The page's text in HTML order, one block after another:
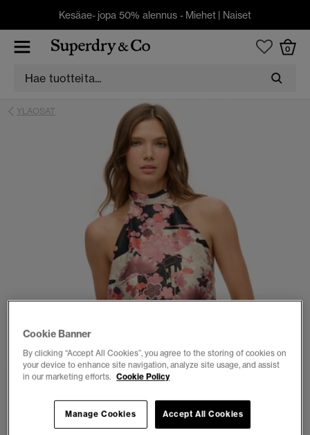
Kesäae- jopa 50% alennus - Miehet | Naiset
0
YLAOSAT
1 2 3 4 5 6
Cookie Banner
By clicking “Accept All Cookies”, you agree to the storing of cookies on
your device to enhance site navigation, analyze site usage, and assist
in our marketing efforts. Cookie Policy
Accept All Cookies
Manage Cookies